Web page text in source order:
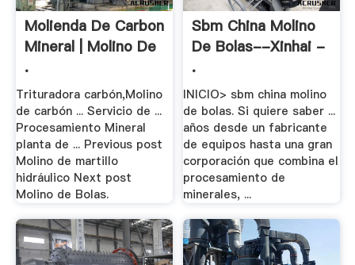
Molienda De Carbon
Mineral | Molino De
.
Trituradora carbón,Molino
de carbón ... Servicio de ...
Procesamiento Mineral
planta de ... Previous post
Molino de martillo
hidráulico Next post
Molino de Bolas.
Sbm China Molino
De Bolas--Xinhai -
.
INICIO> sbm china molino
de bolas. Si quiere saber ...
años desde un fabricante
de equipos hasta una gran
corporación que combina el
procesamiento de
minerales, ...